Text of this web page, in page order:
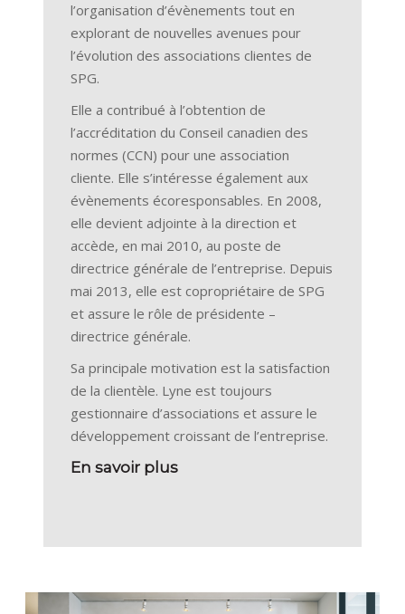
l’organisation d’évènements tout en
explorant de nouvelles avenues pour
l’évolution des associations clientes de
SPG.
Elle a contribué à l’obtention de
l’accréditation du Conseil canadien des
normes (CCN) pour une association
cliente. Elle s’intéresse également aux
évènements écoresponsables. En 2008,
elle devient adjointe à la direction et
accède, en mai 2010, au poste de
directrice générale de l’entreprise. Depuis
mai 2013, elle est copropriétaire de SPG
et assure le rôle de présidente –
directrice générale.
Sa principale motivation est la satisfaction
de la clientèle. Lyne est toujours
gestionnaire d’associations et assure le
développement croissant de l’entreprise.
En savoir plus